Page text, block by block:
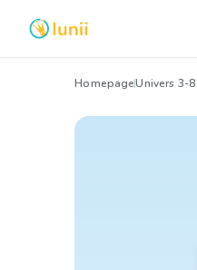
HomepageUnivers 3-8